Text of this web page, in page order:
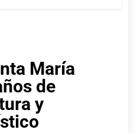
María
de
y